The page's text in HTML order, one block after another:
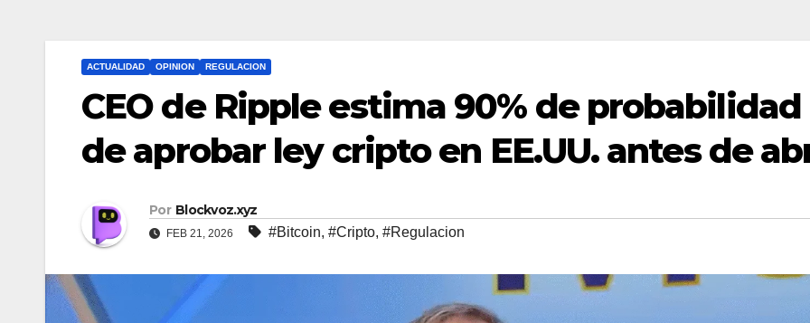
ACTUALIDAD OPINION REGULACION
CEO de Ripple estima 90% de probabilidad
de aprobar ley cripto en EE.UU. antes de
Por Blockvoz.xyz
FEB 21, 2026 #Bitcoin, #Cripto, #Regulacion